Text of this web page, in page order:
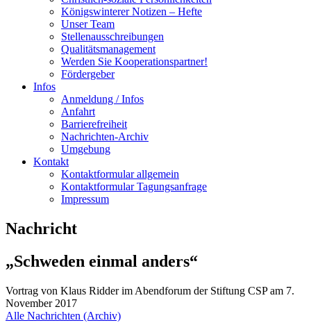
Königswinterer Notizen – Hefte
Unser Team
Stellenausschreibungen
Qualitätsmanagement
Werden Sie Kooperationspartner!
Fördergeber
Infos
Anmeldung / Infos
Anfahrt
Barrierefreiheit
Nachrichten-Archiv
Umgebung
Kontakt
Kontaktformular allgemein
Kontaktformular Tagungsanfrage
Impressum
Nachricht
„Schweden einmal anders“
Vortrag von Klaus Ridder im Abendforum der Stiftung CSP am 7.
November 2017
Alle Nachrichten (Archiv)